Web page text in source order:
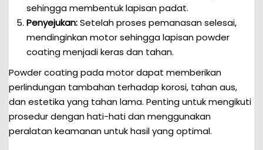
sehingga membentuk lapisan padat.
Penyejukan:Setelah proses pemanasan selesai,
mendinginkan motor sehingga lapisan powder
coating menjadi keras dan tahan.
Powder coating pada motor dapat memberikan
perlindungan tambahan terhadap korosi, tahan aus,
dan estetika yang tahan lama. Penting untuk mengikuti
prosedur dengan hati-hati dan menggunakan
peralatan keamanan untuk hasil yang optimal.